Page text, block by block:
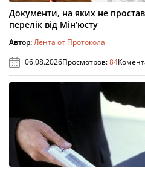
Документи, на яких не
перелік від Мін’юсту
Автор:Лента от Протокола
06.08.2026Просмотров:84